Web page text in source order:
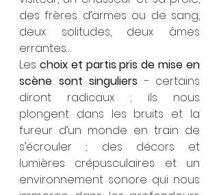
des frères d’armes ou de sang,
deux solitudes, deux âmes
errantes…
Les choix et partis pris de mise en
scène sont singuliers - certains
diront radicaux ; ils nous
plongent dans les bruits et la
fureur d’un monde en train de
s’écrouler ; des décors et
lumières crépusculaires et un
environnement sonore qui nous